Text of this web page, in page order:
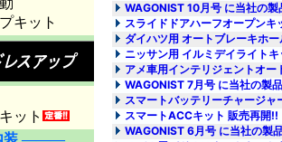
WAGONIST 10月号 に当社の
スライドドアハーフオープンキ
ダイハツ用 オートブレーキホ
ニッサン用 イルミデイライト
アメ車用インテリジェントオー
WAGONIST 7月号 に当社の製
スマートバッテリーチャージャ
スマートACCキット 販売再開!!
WAGONIST 6月号 に当社の製